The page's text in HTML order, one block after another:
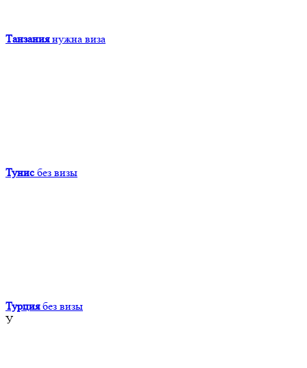
Танзания нужна виза
Тунис без визы
Турция без визы
У